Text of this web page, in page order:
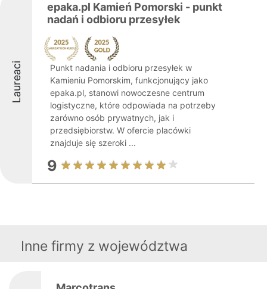
Laureaci
epaka.pl Kamień Pomorski - punkt
nadań i odbioru przesyłek
Punkt nadania i odbioru przesyłek w
Kamieniu Pomorskim, funkcjonujący jako
epaka.pl, stanowi nowoczesne centrum
logistyczne, które odpowiada na potrzeby
zarówno osób prywatnych, jak i
przedsiębiorstw. W ofercie placówki
znajduje się szeroki ...
9
Inne firmy z województwa